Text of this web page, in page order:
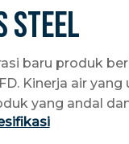
Steel
baru produk
Kinerja air yang
yang andal